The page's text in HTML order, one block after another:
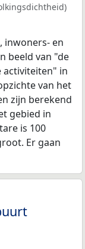
inwoners- en
beeld van "de
activiteiten" in
van het
zijn berekend
gebied in
is 100
Er gaan